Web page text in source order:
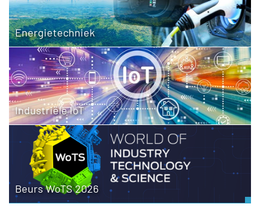
Energietechniek
Industriële IoT
Beurs WoTS 2026